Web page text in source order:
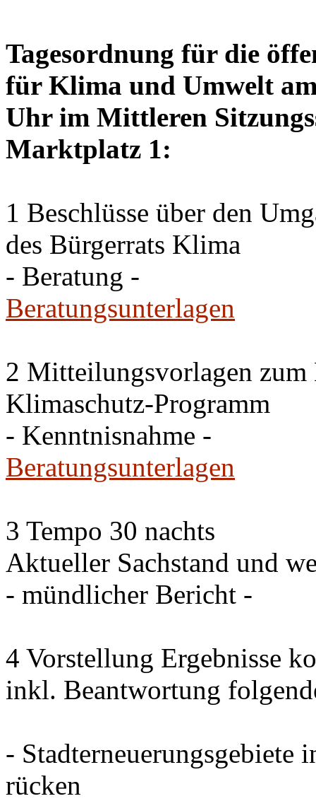
Tagesordnung für die
für Klima und Umwelt
Uhr im Mittleren
Marktplatz 1:
1 Beschlüsse über den
des Bürgerrats Klima
- Beratung -
Beratungsunterlagen
2 Mitteilungsvorlagen zum
Klimaschutz-Programm
- Kenntnisnahme -
Beratungsunterlagen
3 Tempo 30 nachts
Aktueller Sachstand und
- mündlicher Bericht -
4 Vorstellung Ergebnisse
inkl. Beantwortung
- Stadterneuerungsgebiete
rücken